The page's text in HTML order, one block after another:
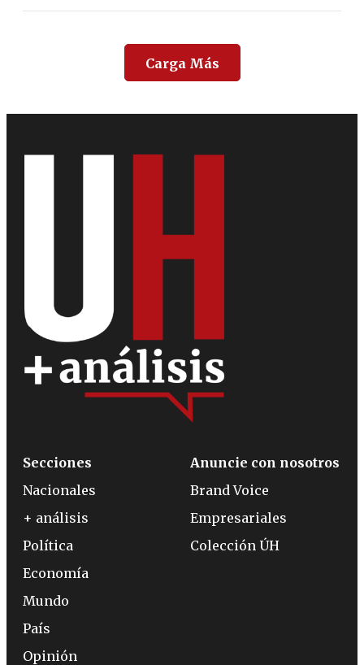
Carga Más
Secciones
Nacionales
+ análisis
Política
Economía
Mundo
País
Opinión
Anuncie con nosotros
Brand Voice
Empresariales
Colección ÚH